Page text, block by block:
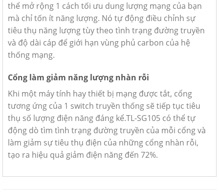
thể mở rộng 1 cách tối ưu dung lượng mạng của bạn
mà chỉ tốn ít năng lượng. Nó tự động điều chỉnh sự
tiêu thụ năng lượng tùy theo tình trạng đường truyền
và độ dài cáp để giới hạn vùng phủ carbon của hệ
thống mạng.
Cổng làm giảm năng lượng nhàn rỗi
Khi một máy tính hay thiết bị mạng được tắt, cổng
tương ứng của 1 switch truyền thống sẽ tiếp tục tiêu
thụ số lượng điện năng đáng kể.TL-SG105 có thể tự
động dò tìm tình trạng đường truyền của mỗi cổng và
làm giảm sự tiêu thụ điện của những cổng nhàn rỗi,
tạo ra hiệu quả giảm điện năng đến 72%.